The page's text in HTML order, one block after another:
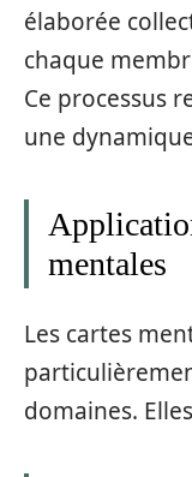
élaborée
chaque
Ce processus
une
mentales
Les cartes
domaines.